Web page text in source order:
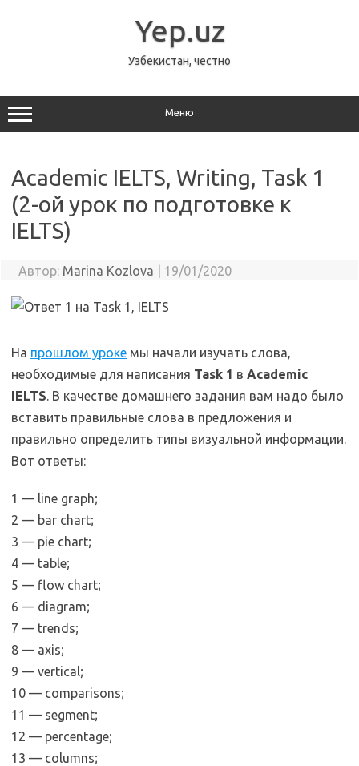
Yep.uz
Узбекистан, честно
Меню
Academic IELTS, Writing, Task 1
(2-ой урок по подготовке к
IELTS)
Автор: Marina Kozlova 19/01/2020
На прошлом уроке мы начали изучать слова,
необходимые для написания Task 1 в Academic
IELTS. В качестве домашнего задания вам надо было
вставить правильные слова в предложения и
правильно определить типы визуальной информации.
Вот ответы:
1 — line graph;
2 — bar chart;
3 — pie chart;
4 — table;
5 — flow chart;
6 — diagram;
7 — trends;
8 — axis;
9 — vertical;
10 — comparisons;
11 — segment;
12 — percentage;
13 — columns;